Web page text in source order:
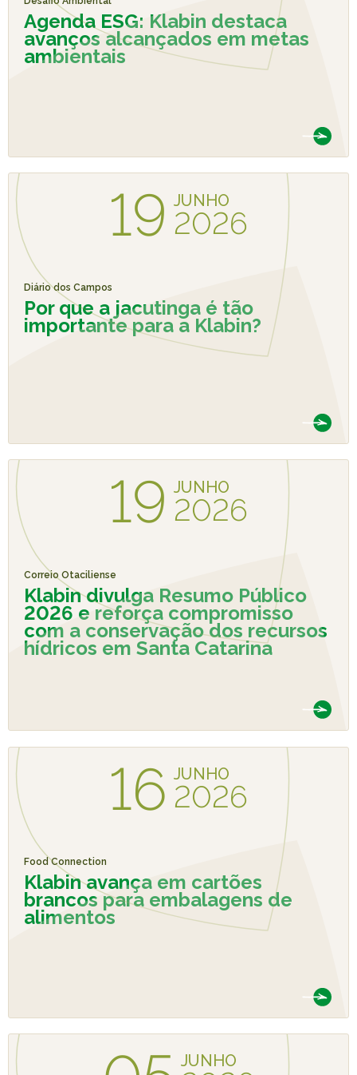
Agenda ESG: Klabin destaca
avanços alcançados em metas
ambientais
19 JUNHO
2026
Diário dos Campos
Por que a jacutinga é tão
importante para a Klabin?
19 JUNHO
2026
Correio Otaciliense
Klabin divulga Resumo Público
2026 e reforça compromisso
com a conservação dos recursos
hídricos em Santa Catarina
16 JUNHO
2026
Food Connection
Klabin avança em cartões
brancos para embalagens de
alimentos
JUNHO